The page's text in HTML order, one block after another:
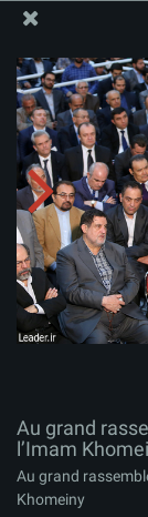
Au grand
l’Imam
Au grand
l’Imam
Au grand
Khomeiny